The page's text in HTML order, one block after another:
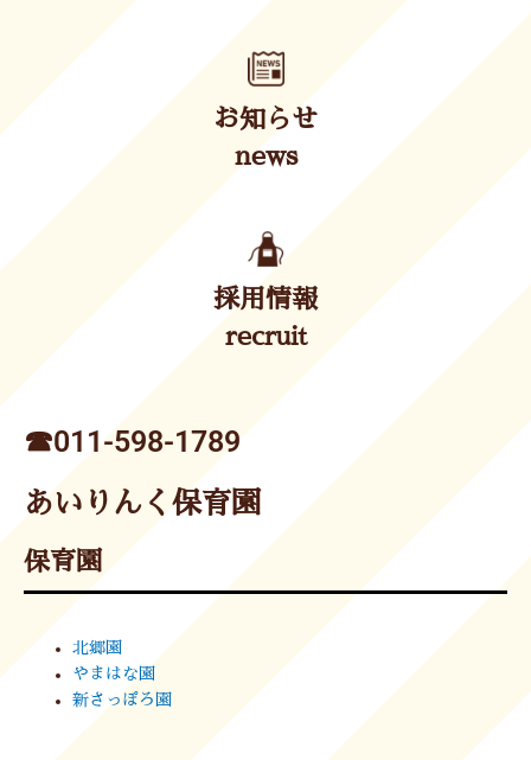
お知らせ
news
採用情報
recruit
☎︎011-598-1789
あいりんく保育園
保育園
北郷園
やまはな園
新さっぽろ園